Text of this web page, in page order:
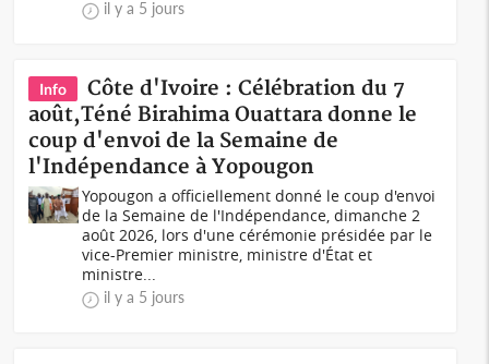
il y a 5 jours
Info
Côte d'Ivoire : Célébration du 7
août,Téné Birahima Ouattara donne le
coup d'envoi de la Semaine de
l'Indépendance à Yopougon
Yopougon a officiellement donné le coup d'envoi
de la Semaine de l'Indépendance, dimanche 2
août 2026, lors d'une cérémonie présidée par le
vice-Premier ministre, ministre d'État et
ministre...
il y a 5 jours